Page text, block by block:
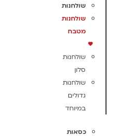
שולחנות
שולחנות
מטבח
שולחנות
סלון
שולחנות
גדולים
במיוחד
כסאות